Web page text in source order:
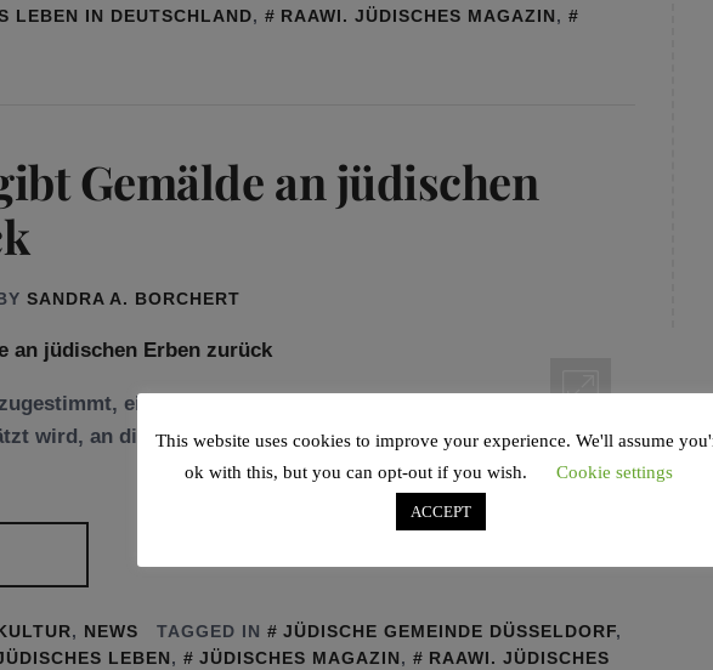
LEBEN IN DEUTSCHLAND, RAAWI. JÜDISCHES MAGAZIN,
Gemälde an jüdischen
SANDRA A. BORCHERT
ein expressionistisches Gemälde, dessen Wert auf
wird, an die Erben des ursprünglichen jüdischen Besitzers
, NEWS TAGGED IN JÜDISCHE GEMEINDE DÜSSELDORF,
LEBEN, JÜDISCHES MAGAZIN,
RAAWI. JÜDISCHES
This website uses cookies to improve your experience. We'll assume
ok with this, but you can opt-out if you wish.
Cookie settings
ACCEPT